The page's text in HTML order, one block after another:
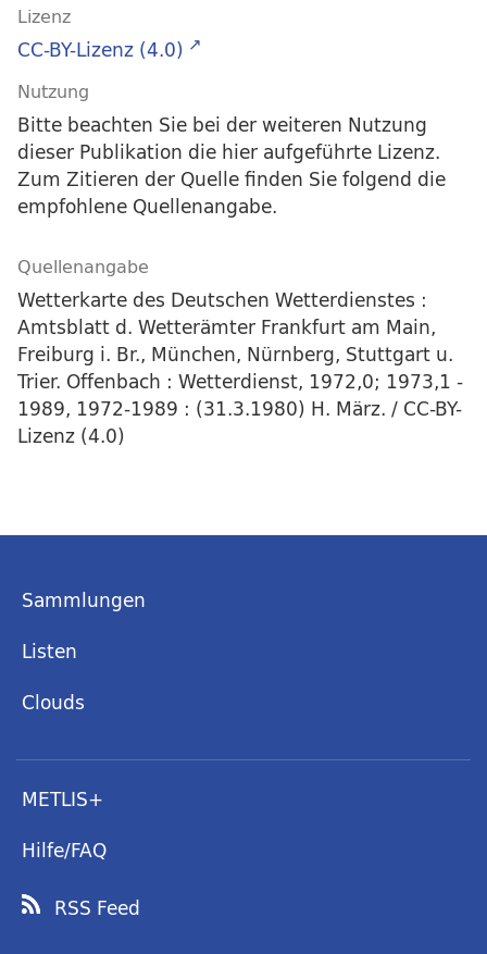
Lizenz
CC-BY-Lizenz (4.0)
Nutzung
Bitte beachten Sie bei der weiteren Nutzung
dieser Publikation die hier aufgeführte Lizenz.
Zum Zitieren der Quelle finden Sie folgend die
empfohlene Quellenangabe.
Quellenangabe
Wetterkarte des Deutschen Wetterdienstes :
Amtsblatt d. Wetterämter Frankfurt am Main,
Freiburg i. Br., München, Nürnberg, Stuttgart u.
Trier. Offenbach : Wetterdienst, 1972,0; 1973,1 -
1989, 1972-1989 : (31.3.1980) H. März. / CC-BY-
Lizenz (4.0)
Sammlungen
Listen
Clouds
METLIS+
Hilfe/FAQ
RSS Feed